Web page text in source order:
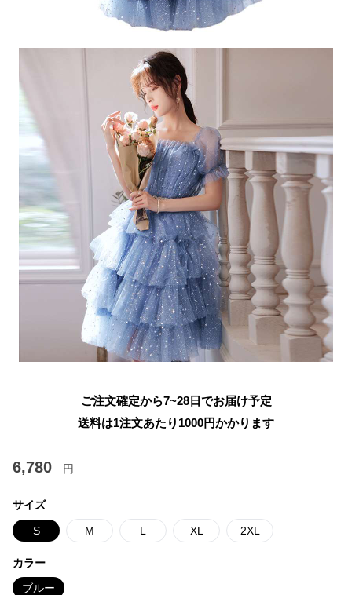
ご注文確定から7~28日でお届け予定
送料は1注文あたり 1000円かかります
6,780 円
サイズ
S M L XL 2XL
カラー
ブルー